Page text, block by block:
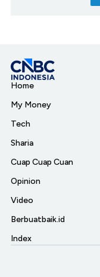
Home
My Money
Tech
Sharia
Cuap Cuap Cuan
Opinion
Video
Berbuatbaik.id
Index